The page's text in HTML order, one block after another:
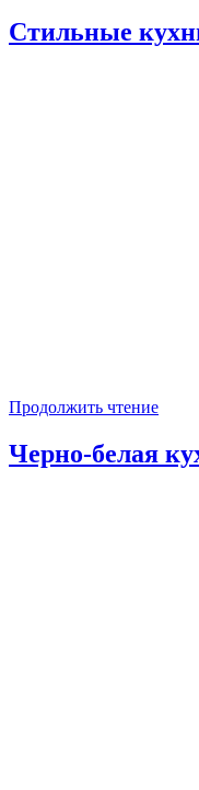
Стильные
Продолжить чтение
Черно-белая